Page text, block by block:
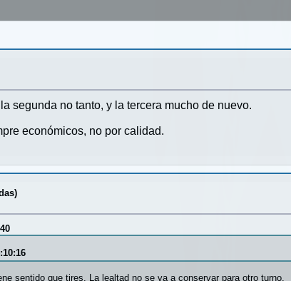
segunda no tanto, y la tercera mucho de nuevo.
económicos, no por calidad.
sentido que tires. La lealtad no se va a conservar para otro turno.